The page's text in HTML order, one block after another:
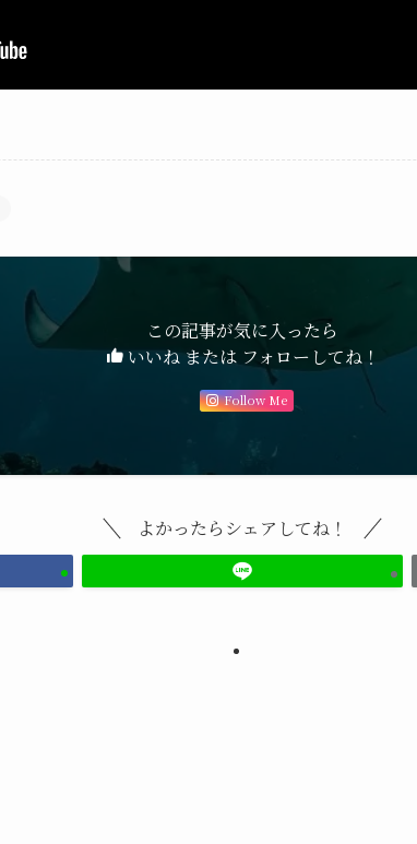
この記事が気に入ったら
いいね または フォローしてね！
Follow Me
よかったらシェアしてね！